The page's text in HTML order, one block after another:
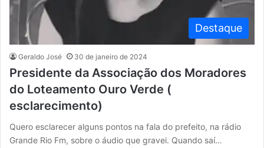
Destaque
Geraldo José 30 de janeiro de 2024
Presidente da Associação dos Moradores
do Loteamento Ouro Verde (
esclarecimento)
Quero esclarecer alguns pontos na fala do prefeito, na rádio
Grande Rio Fm, sobre o áudio que gravei. Quando saí…